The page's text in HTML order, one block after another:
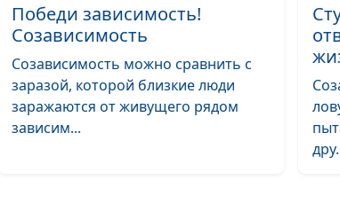
Библия и
Можно ли
христианину
заниматься
маркетингом?
Победи зависимость!
Созависимость
Созависимость можно сравнить с
заразой, которой близкие люди
заражаются от живущего рядом
зависим...